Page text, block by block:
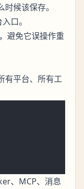
候该保存。
口。
避免它误操作重
有平台、所有工
、MCP、消息